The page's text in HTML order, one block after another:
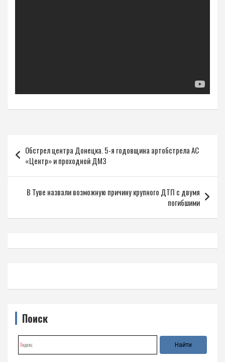
Навигация
по
записям
Обстрел центра Донецка. 5-я годовщина артобстрела АС
«Центр» и проходной ДМЗ
В Туве назвали возможную причину крупного ДТП с двумя
погибшими
Поиск